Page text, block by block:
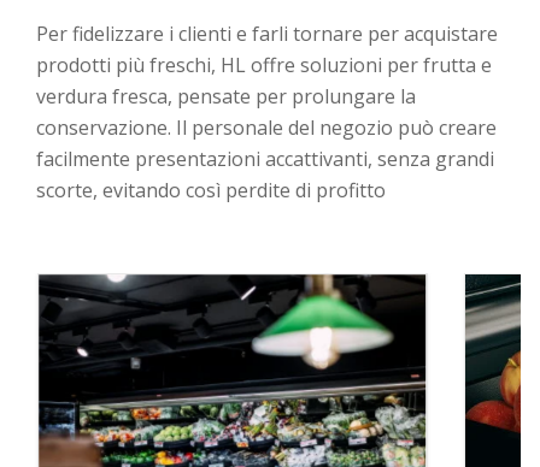
Per fidelizzare i clienti e farli tornare per acquistare
prodotti più freschi, HL offre soluzioni per frutta e
verdura fresca, pensate per prolungare la
conservazione. Il personale del negozio può creare
facilmente presentazioni accattivanti, senza grandi
scorte, evitando così perdite di profitto